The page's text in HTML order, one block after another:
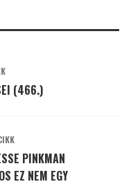
(466.)
PINKMAN
EZ NEM EGY